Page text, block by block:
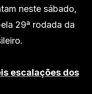
neste sábado,
29ª rodada da
escalações dos